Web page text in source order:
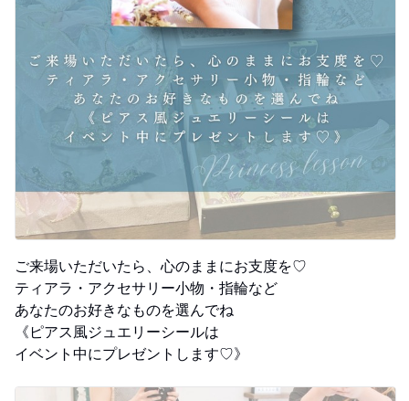
ご来場いただいたら、心のままにお支度を♡
ティアラ・アクセサリー小物・指輪など
あなたのお好きなものを選んでね
《ピアス風ジュエリーシールは
イベント中にプレゼントします♡》